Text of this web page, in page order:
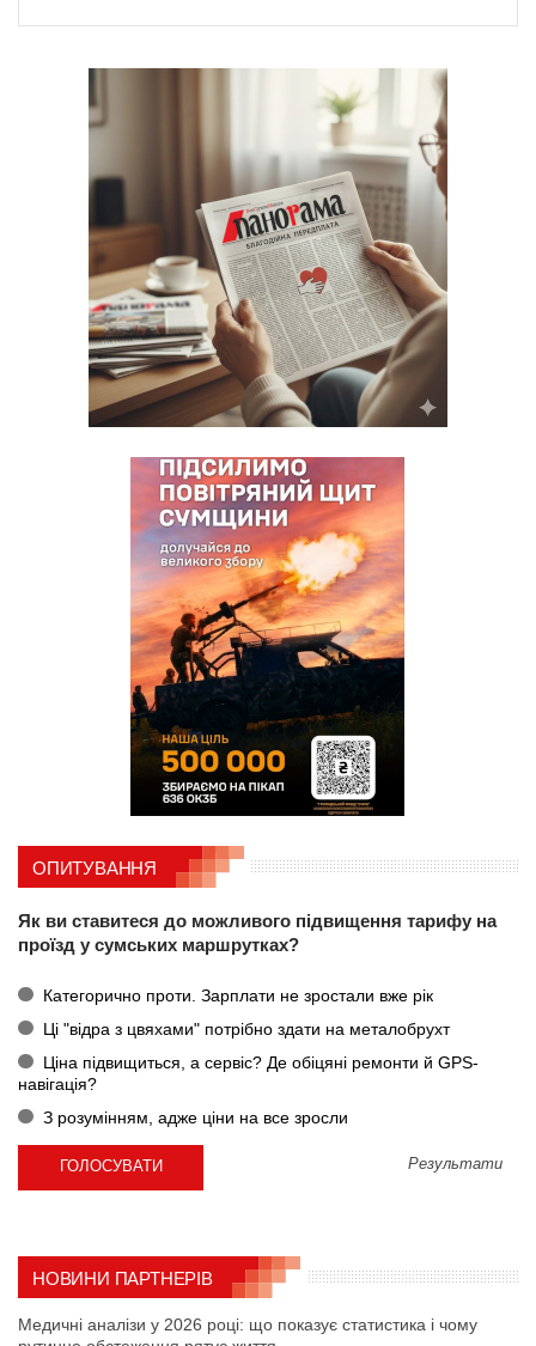
ОПИТУВАННЯ
Як ви ставитеся до можливого підвищення тарифу на
проїзд у сумських маршрутках?
Категорично проти. Зарплати не зростали вже рік
Ці "відра з цвяхами" потрібно здати на металобрухт
Ціна підвищиться, а сервіс? Де обіцяні ремонти й GPS-
навігація?
З розумінням, адже ціни на все зросли
Результати
НОВИНИ ПАРТНЕРІВ
Медичні аналізи у 2026 році: що показує статистика і чому